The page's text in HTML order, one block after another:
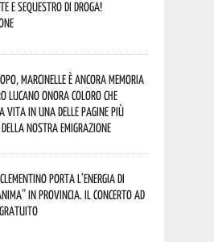
e sequestro di droga!
Marcinelle è ancora memoria
Lucano onora coloro che
vita in una delle pagine più
nostra emigrazione
porta l’energia di
in provincia. Il concerto ad